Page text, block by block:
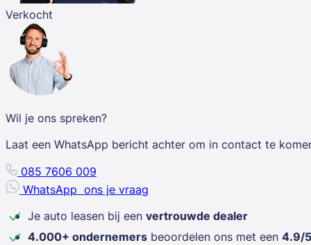
Verkocht
Wil je ons spreken?
Laat een WhatsApp bericht achter om in contact te
085 7606 009
WhatsApp ons je vraag
Je auto leasen bij een vertrouwde dealer
4.000+ ondernemers beoordelen ons met een 4.9/5